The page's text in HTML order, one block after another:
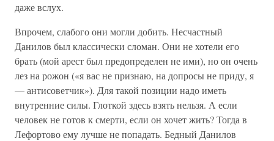
даже вслух.
Впрочем, слабого они могли добить. Несчастный
Данилов был классически сломан. Они не хотели его
брать (мой арест был предопределен не ими), но он очень
лез на рожон («я вас не признаю, на допросы не приду, я
— антисоветчик»). Для такой позиции надо иметь
внутренние силы. Глоткой здесь взять нельзя. А если
человек не готов к смерти, если он хочет жить? Тогда в
Лефортово ему лучше не попадать. Бедный Данилов